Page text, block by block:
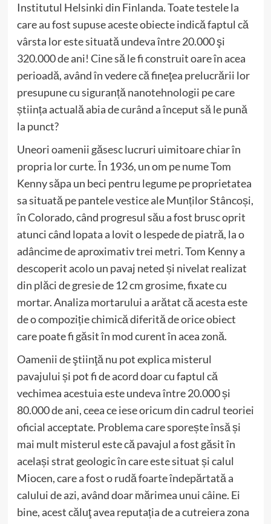
Institutul Helsinki din Finlanda. Toate testele la
care au fost supuse aceste obiecte indică faptul că
vârsta lor este situată undeva între 20.000 şi
320.000 de ani! Cine să le fi construit oare în acea
perioadă, având în vedere că fineţea prelucrării lor
presupune cu siguranță nanotehnologii pe care
știința actuală abia de curând a început să le pună
la punct?
Uneori oamenii găsesc lucruri uimitoare chiar în
propria lor curte. În 1936, un om pe nume Tom
Kenny săpa un beci pentru legume pe proprietatea
sa situată pe pantele vestice ale Munților Stâncoși,
în Colorado, când progresul său a fost brusc oprit
atunci când lopata a lovit o lespede de piatră, la o
adâncime de aproximativ trei metri. Tom Kenny a
descoperit acolo un pavaj neted și nivelat realizat
din plăci de gresie de 12 cm grosime, fixate cu
mortar. Analiza mortarului a arătat că acesta este
de o compoziție chimică diferită de orice obiect
care poate fi găsit în mod curent în acea zonă.
Oamenii de ştiinţă nu pot explica misterul
pavajului și pot fi de acord doar cu faptul că
vechimea acestuia este undeva între 20.000 și
80.000 de ani, ceea ce iese oricum din cadrul teoriei
oficial acceptate. Problema care sporește însă și
mai mult misterul este că pavajul a fost găsit în
același strat geologic în care este situat și calul
Miocen, care a fost o rudă foarte îndepărtată a
calului de azi, având doar mărimea unui câine. Ei
bine, acest căluţ avea reputația de a cutreiera zona